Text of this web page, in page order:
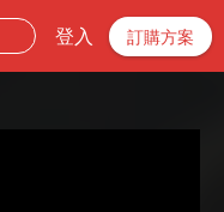
登入 訂購方案